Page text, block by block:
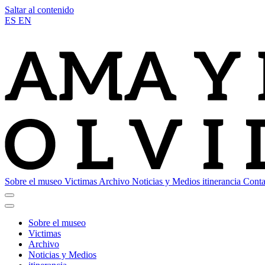
Saltar al contenido
ES EN
Sobre el museo Victimas Archivo Noticias y Medios itinerancia
Sobre el museo
Victimas
Archivo
Noticias y Medios